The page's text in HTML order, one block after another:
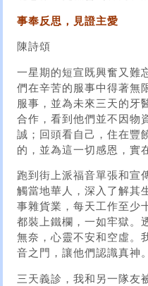
事奉反思，見證主愛
陳詩頌
一星期的短宣既興奮又難
們在辛苦的服事中得著無
服事，並為未來三天的牙
合作，看到他們並不因物
誠；回頭看自己，住在豐
的，並為這一切感恩，實
跑到街上派福音單張和宣
觸當地華人，深入了解其
事雜貨業，每天工作至少
都裝上鐵欄，一如牢獄。
無奈，心靈不安和空虛。
音之門，讓他們認識真神。
三天義診，我和另一隊友